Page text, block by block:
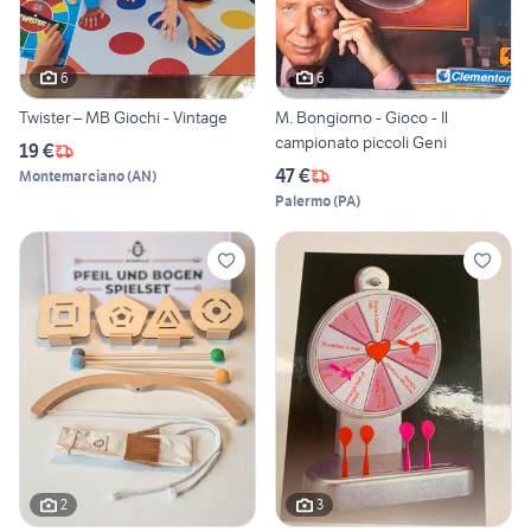
6
Twister – MB Giochi - Vintage
19 €
Montemarciano(AN)
6
M. Bongiorno - Gioco - Il
campionato piccoli Geni
47 €
Palermo(PA)
2 3